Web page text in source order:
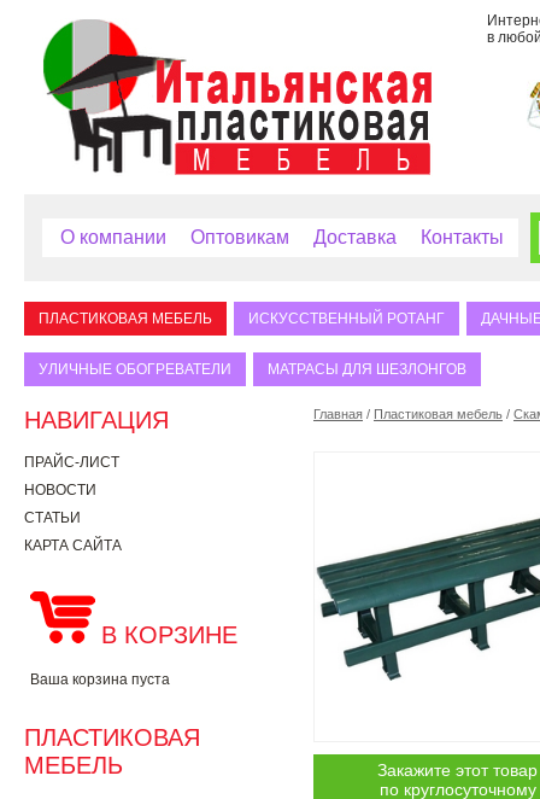
в
О компании Оптовикам Доставка Контакты
ПЛАСТИКОВАЯ МЕБЕЛЬ ИСКУССТВЕННЫЙ РОТАНГ
УЛИЧНЫЕ ОБОГРЕВАТЕЛИ МАТРАСЫ ДЛЯ ШЕЗЛОНГОВ
НАВИГАЦИЯ
ПРАЙС-ЛИСТ
НОВОСТИ
СТАТЬИ
КАРТА САЙТА
В КОРЗИНЕ
Ваша корзина пуста
ПЛАСТИКОВАЯ
МЕБЕЛЬ
Главная / Пластиковая мебель /
Закажите этот товар
по круглосуточному